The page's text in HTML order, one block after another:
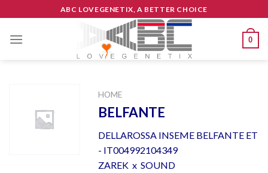
to
content
ABC LOVEGENETIX, A BETTER CHOICE
0
HOME
BELFANTE
DELLAROSSA INSEME BELFANTE ET
- IT004992104349
ZAREK x SOUND